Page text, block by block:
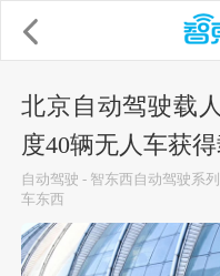
北京自动驾驶载
度40辆无人车获
自动驾驶 - 智东西自动驾驶系
车东西